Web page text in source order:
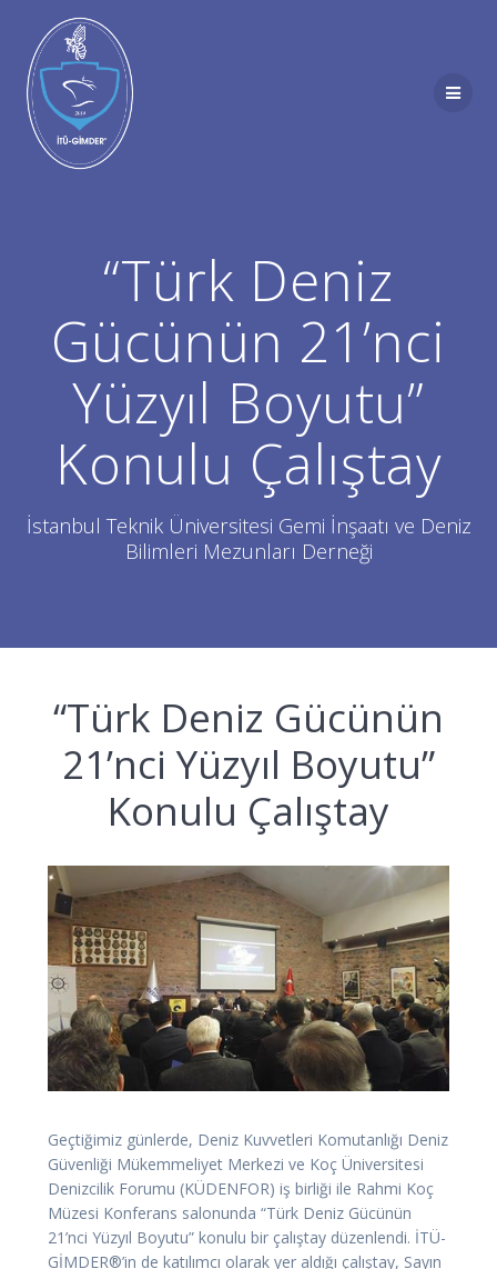
“Türk Deniz
Gücünün 21’nci
Yüzyıl Boyutu”
Konulu Çalıştay
İstanbul Teknik Üniversitesi Gemi İnşaatı ve Deniz
Bilimleri Mezunları Derneği
“Türk Deniz Gücünün
21’nci Yüzyıl Boyutu”
Konulu Çalıştay
Geçtiğimiz günlerde, Deniz Kuvvetleri Komutanlığı Deniz
Güvenliği Mükemmeliyet Merkezi ve Koç Üniversitesi
Denizcilik Forumu (KÜDENFOR) iş birliği ile Rahmi Koç
Müzesi Konferans salonunda “Türk Deniz Gücünün
21’nci Yüzyıl Boyutu” konulu bir çalıştay düzenlendi. İTÜ-
GİMDER®’in de katılımcı olarak yer aldığı çalıştay, Sayın